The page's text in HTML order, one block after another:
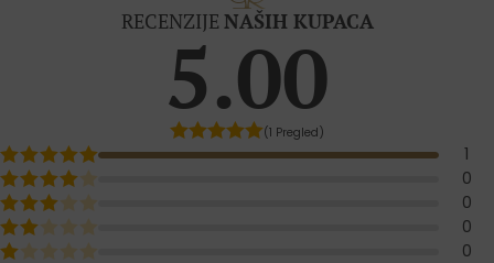
RECENZIJE NAŠIH KUPACA
5.00
(1 Pregled)
1
0
0
0
0